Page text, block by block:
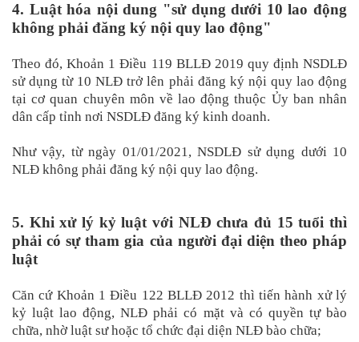
4. Luật hóa nội dung "sử dụng dưới 10 lao động
không phải đăng ký nội quy lao động"
Theo đó, Khoản 1 Điều 119 BLLĐ 2019 quy định NSDLĐ
sử dụng từ 10 NLĐ trở lên phải đăng ký nội quy lao động
tại cơ quan chuyên môn về lao động thuộc Ủy ban nhân
dân cấp tỉnh nơi NSDLĐ đăng ký kinh doanh.
Như vậy, từ ngày 01/01/2021, NSDLĐ sử dụng dưới 10
NLĐ không phải đăng ký nội quy lao động.
5. Khi xử lý kỷ luật với NLĐ chưa đủ 15 tuổi thì
phải có sự tham gia của người đại diện theo pháp
luật
Căn cứ Khoản 1 Điều 122 BLLĐ 2012 thì tiến hành xử lý
kỷ luật lao động, NLĐ phải có mặt và có quyền tự bào
chữa, nhờ luật sư hoặc tổ chức đại diện NLĐ bào chữa;